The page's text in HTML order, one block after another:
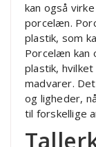
kan også
porcelæn.
plastik, som
Porcelæn kan
plastik,
madvarer.
og ligheder,
til forskellige